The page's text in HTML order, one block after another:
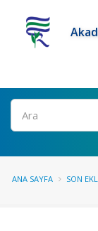
Ara
ANA SAYFA SON